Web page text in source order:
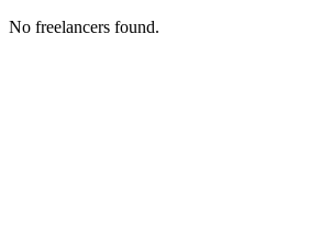
No freelancers found.